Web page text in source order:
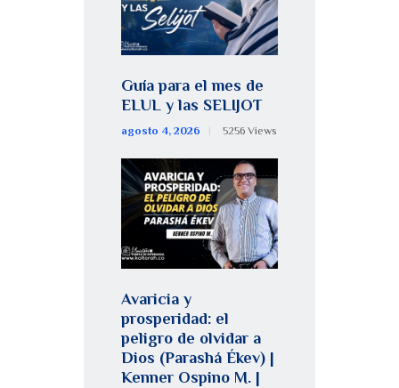
Guía para el mes de
ELUL y las SELIJOT
agosto 4, 2026 5256 Views
Avaricia y
prosperidad: el
peligro de olvidar a
Dios (Parashá Ékev) |
Kenner Ospino M. |